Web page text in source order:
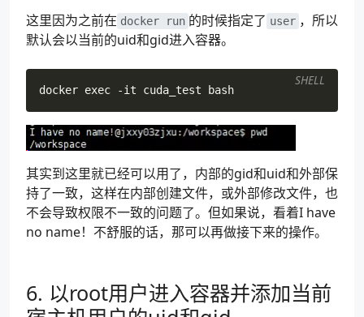
这里因为之前在 docker run 的时候指定了 user ，所以
默认会以当前的uid和gid进入容器。
docker exec
SHELL
其实到这里就已经可以用了，内部的gid和uid和外部保
持了一致，这样在内部创建文件，或外部修改文件，也
不会导致权限不一致的问题了。但如果说，看着I have
no name！不舒服的话，那可以再做接下来的操作。
6. 以root用户进入容器并添加当前